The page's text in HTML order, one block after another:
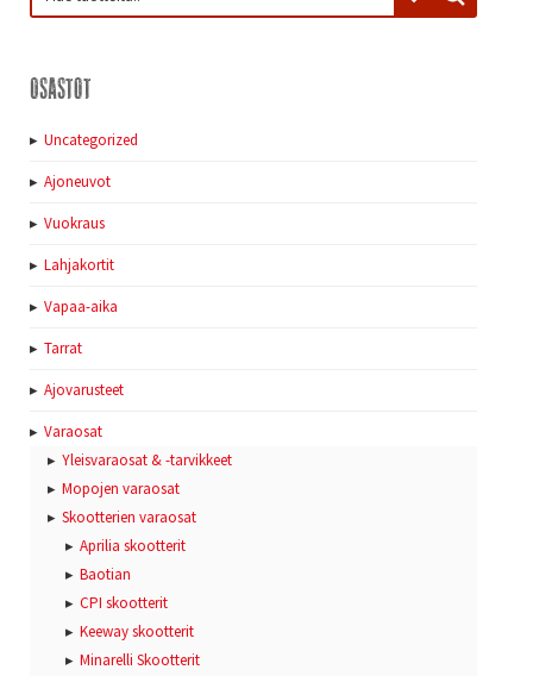
Osastot
Uncategorized
Ajoneuvot
Vuokraus
Lahjakortit
Vapaa-aika
Tarrat
Ajovarusteet
Varaosat
Yleisvaraosat & -tarvikkeet
Mopojen varaosat
Skootterien varaosat
Aprilia skootterit
Baotian
CPI skootterit
Keeway skootterit
Minarelli Skootterit